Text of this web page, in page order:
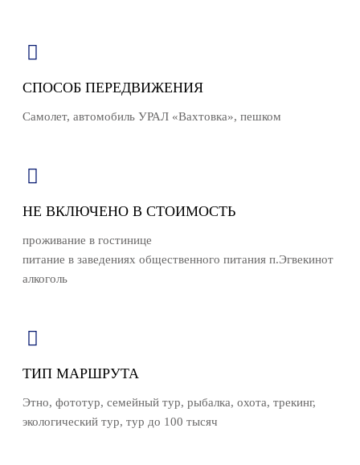
СПОСОБ ПЕРЕДВИЖЕНИЯ
Самолет, автомобиль УРАЛ «Вахтовка», пешком
НЕ ВКЛЮЧЕНО В СТОИМОСТЬ
проживание в гостинице
питание в заведениях общественного питания п.Эгвекинот
алкоголь
ТИП МАРШРУТА
Этно, фототур, семейный тур, рыбалка, охота, трекинг,
экологический тур, тур до 100 тысяч